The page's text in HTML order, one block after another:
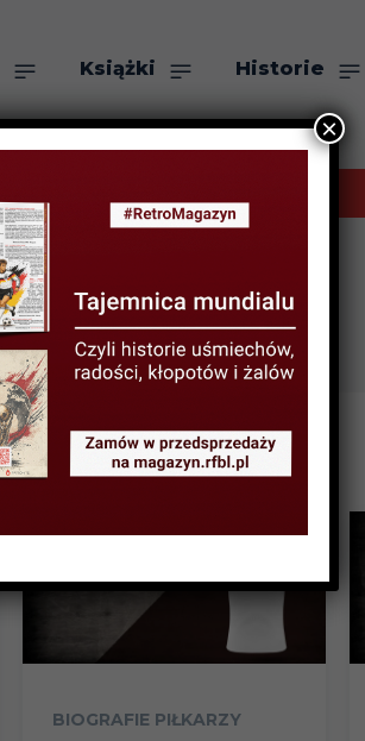
Książki Historie
BIOGRAFIE PIŁKARZY
×